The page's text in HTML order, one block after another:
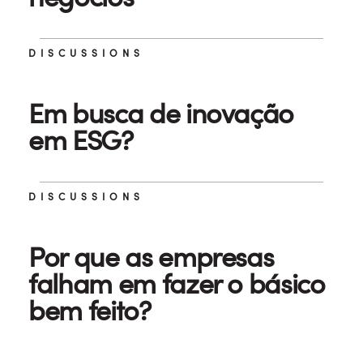
DISCUSSIONS
Em busca de inovação
em ESG?
DISCUSSIONS
Por que as empresas
falham em fazer o básico
bem feito?